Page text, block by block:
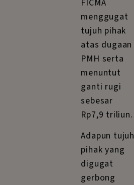
FICMA
menggugat
tujuh pihak
atas dugaan
PMH serta
menuntut
ganti rugi
sebesar
Rp7,9 triliun.
Adapun tujuh
pihak yang
digugat
gerbong